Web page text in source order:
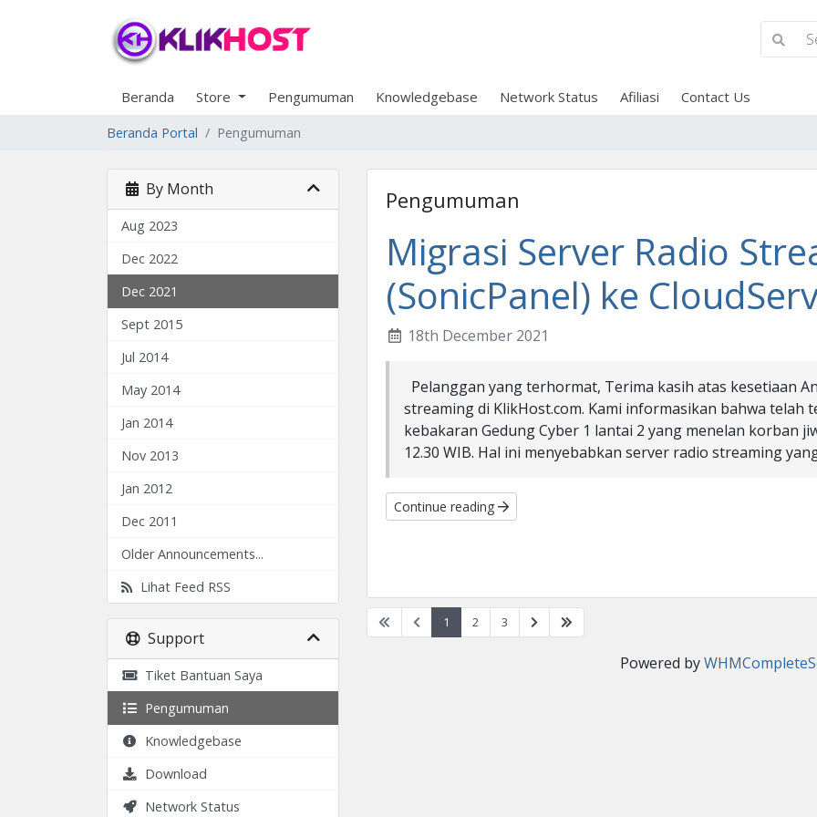
Beranda Store Pengumuman Knowledgebase Network Status Afiliasi Contact Us
Beranda Portal Pengumuman
By Month
Aug 2023
Dec 2022
Dec 2021
Sept 2015
Jul 2014
May 2014
Jan 2014
Nov 2013
Jan 2012
Dec 2011
Older Announcements...
Lihat Feed RSS
Support
Tiket Bantuan Saya
Pengumuman
Knowledgebase
Download
Network Status
Pengumuman
Migrasi Server Radio
(SonicPanel) ke
18th December 2021
Pelanggan yang terhormat, Terima kasih atas kesetiaan
streaming di KlikHost.com. Kami informasikan bahwa telah
kebakaran Gedung Cyber 1 lantai 2 yang menelan korban
12.30 WIB. Hal ini menyebabkan server radio streaming
Continue reading
1 2 3
Powered by